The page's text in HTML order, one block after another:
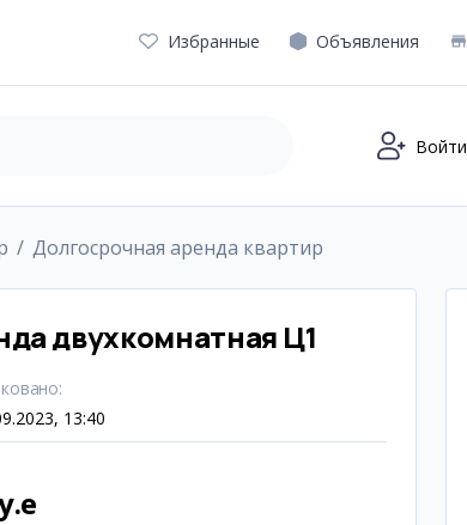
Избранные Объявления
Войти
Долгосрочная аренда квартир
двухкомнатная Ц1
:
13:40